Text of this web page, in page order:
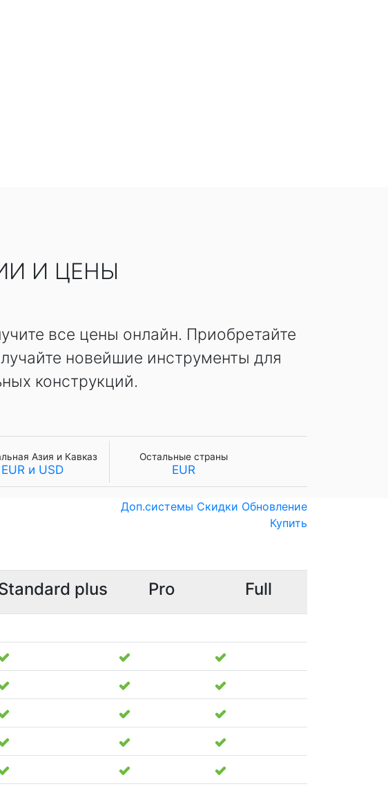
И ЦЕНЫ
все цены онлайн. Приобретайте
новейшие инструменты для
конструкций.
Азия и Кавказ
EUR и USD
Остальные страны
EUR
Доп.системы Скидки Обновление
Купить
plus Pro Full